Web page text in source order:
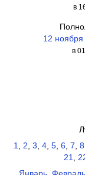
в
12 ноября
в
1
2 3 4, 5, 6, 7 8
21
Январь Февраль